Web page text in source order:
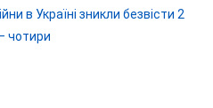
в Україні зникли безвісти 2
чотири